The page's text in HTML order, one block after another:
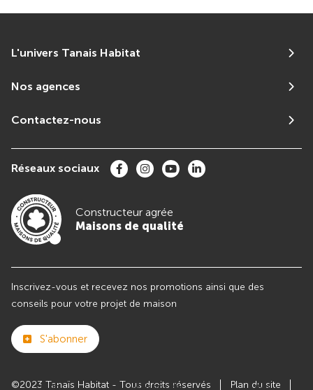
Club Maisons de Avis
L'univers Tanais Habitat
Nos agences
Contactez-nous
Réseaux sociaux
Constructeur agrée
Maisons de qualité
Inscrivez-vous et recevez nos promotions ainsi que des
conseils pour votre projet de maison
S'abonner
©2023 Tanaïs Habitat - Tous droits réservés Plan du site